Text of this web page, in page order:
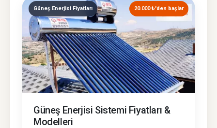
Güneş Enerjisi Fiyatları 20.000 ₺'den başlar
Güneş Enerjisi Sistemi Fiyatları &
Modelleri